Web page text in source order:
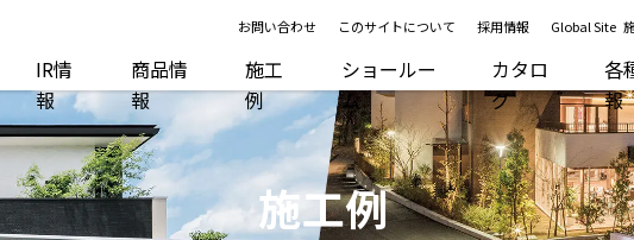
お問い合わせ このサイトについて 採用情報 Global Site
IR情
報
商品情
報
施工
例
ショールー
ム
カタロ
グ
各
報
施工例